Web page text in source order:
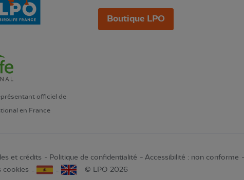
officiel de
en France
Boutique LPO
et crédits Politique de confidentialité
Accessibilité : non conforme
cookies
© LPO 2026